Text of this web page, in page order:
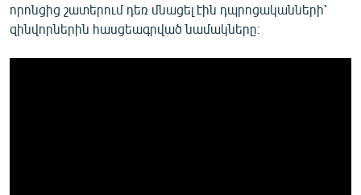
որոնցից շատերում դեռ մնացել էին դպրոցականների՝
զինվորներին հասցեագրված նամակները։